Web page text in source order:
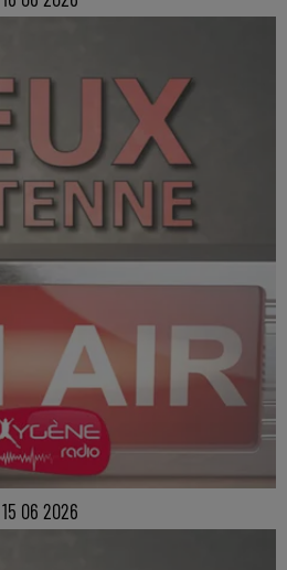
06 2026